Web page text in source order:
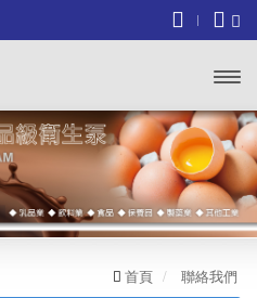
主選
單
首頁 聯絡我們